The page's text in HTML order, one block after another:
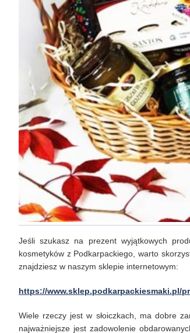
Jeśli szukasz na prezent wyjątkowych
kosmetyków z Podkarpackiego, warto
znajdziesz w naszym sklepie internetowym:
https://www.sklep.podkarpackiesmaki.pl/
Wiele rzeczy jest w słoiczkach, ma dobre
najważniejsze jest zadowolenie